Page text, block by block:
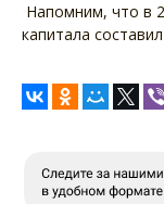
Напомним, что в
капитала